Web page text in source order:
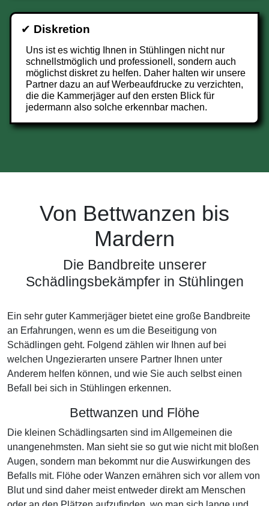
✔ Diskretion
Uns ist es wichtig Ihnen in Stühlingen nicht nur
schnellstmöglich und professionell, sondern auch
möglichst diskret zu helfen. Daher halten wir unsere
Partner dazu an auf Werbeaufdrucke zu verzichten,
die die Kammerjäger auf den ersten Blick für
jedermann also solche erkennbar machen.
Von Bettwanzen bis
Mardern
Die Bandbreite unserer
Schädlingsbekämpfer in Stühlingen
Ein sehr guter Kammerjäger bietet eine große Bandbreite
an Erfahrungen, wenn es um die Beseitigung von
Schädlingen geht. Folgend zählen wir Ihnen auf bei
welchen Ungezierarten unsere Partner Ihnen unter
Anderem helfen können, und wie Sie auch selbst einen
Befall bei sich in Stühlingen erkennen.
Bettwanzen und Flöhe
Die kleinen Schädlingsarten sind im Allgemeinen die
unangenehmsten. Man sieht sie so gut wie nicht mit bloßen
Augen, sondern man bekommt nur die Auswirkungen des
Befalls mit. Flöhe oder Wanzen ernähren sich vor allem von
Blut und sind daher meist entweder direkt am Menschen